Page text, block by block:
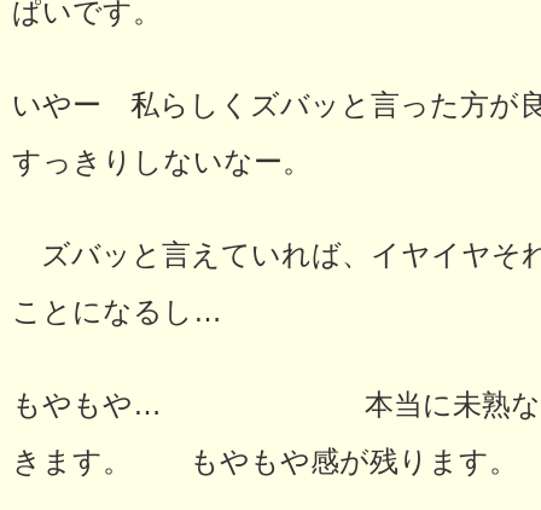
ぱいです。
いやー 私らしくズバッと言った方
すっきりしないなー。
ズバッと言えていれば、イヤイヤそ
ことになるし…
もやもや… 本当に未熟な自分
きます。 もやもや感が残ります。